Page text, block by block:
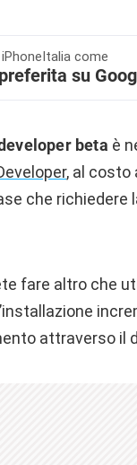
iPhoneItalia come
su
beta è
, al costo
che
fare altro che
attraverso il